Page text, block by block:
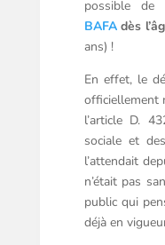
possible de
BAFAdès
ans) !
En effet, le
officiellement
l’article D.
sociale et
l’attendait
n’était pas
public qui
déjà en